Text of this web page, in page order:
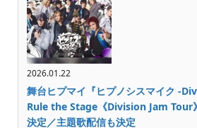
2026.01.22
舞台ヒプマイ『ヒプノシスマイク -
Rule the Stage《Division Jam Tour
決定／主題歌配信も決定